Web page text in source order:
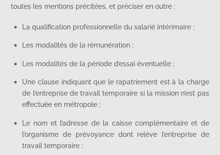
toutes les mentions précitées, et préciser en outre :
La qualification professionnelle du salarié intérimaire ;
Les modalités de la rémunération ;
Les modalités de la période d’essai éventuelle ;
Une clause indiquant que le rapatriement est à la charge
de l’entreprise de travail temporaire si la mission n’est pas
effectuée en métropole ;
Le nom et l’adresse de la caisse complémentaire et de
l’organisme de prévoyance dont relève l’entreprise de
travail temporaire ;